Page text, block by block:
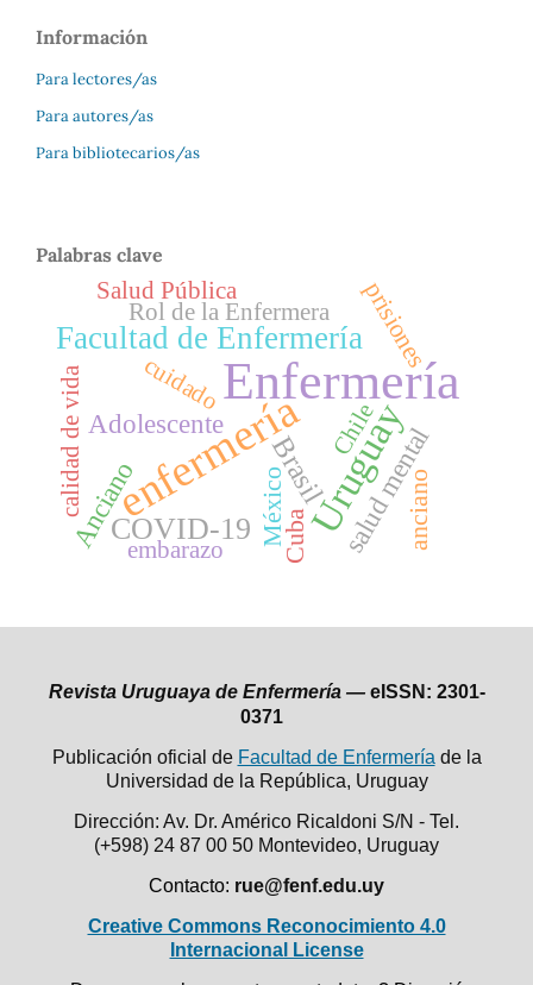
Información
Para lectores/as
Para autores/as
Para bibliotecarios/as
Palabras clave
Enfermería
enfermeríaUruguay
Facultad de Enfermería
COVID-19
Brasil
Adolescente
Anciano salud mental
prisiones
MéxicoCuba anciano
Rol de la Enfermera
calidad de vida
Salud Pública
Chile
cuidado
embarazo
Revista Uruguaya de Enfermería — eISSN: 2301-
0371
Publicación oficial de Facultad de Enfermería de la
Universidad de la República, Uruguay
Dirección: Av. Dr. Américo Ricaldoni S/N - Tel.
(+598) 24 87 00 50 Montevideo, Uruguay
Contacto: rue@fenf.edu.uy
Creative Commons Reconocimiento 4.0
Internacional License